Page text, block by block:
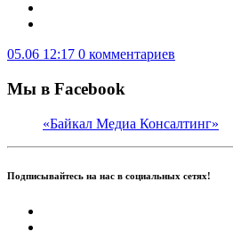
05.06 12:17 0 комментариев
Мы в Facebook
«Байкал Медиа Консалтинг»
Подписывайтесь на нас в социальных сетях!